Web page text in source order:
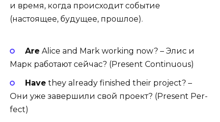
и время, когда происходит событие
(настоящее, будущее, прошлое).
Are Alice and Mark work­ing now? – Элис и
Марк работают сейчас? (Present Con­tin­u­ous)
Have they already fin­ished their project? –
Они уже завершили свой проект? (Present Per­
fect)